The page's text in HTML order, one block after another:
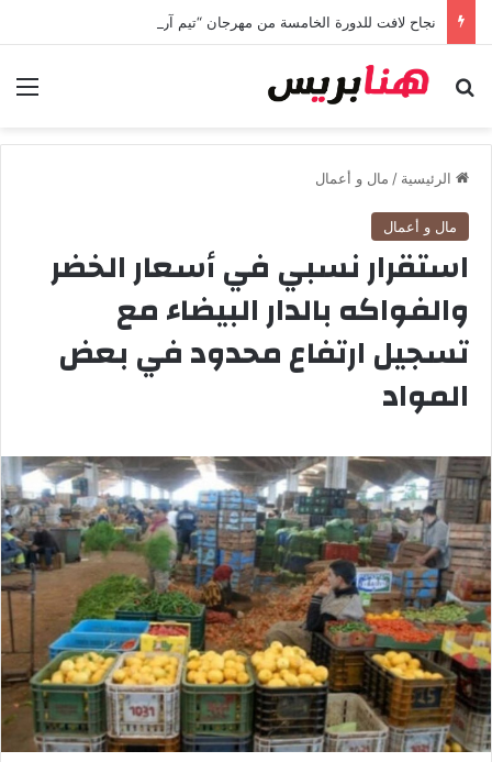
بحث عن
الرئيسية / مال و أعمال
مال و أعمال
استقرار نسبي في أسعار الخضر
والفواكه بالدار البيضاء مع
تسجيل ارتفاع محدود في بعض
المواد